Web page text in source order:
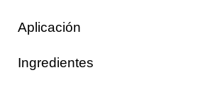
Aplicación
Ingredientes